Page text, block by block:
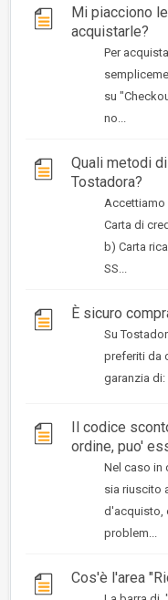
Mi piacciono
acquistarle?
Per
su
no...
Quali metodi
Tostadora?
Accettiamo
Carta di
b) Carta
SS...
È sicuro
Su
preferiti da
garanzia
Il codice
ordine, puo'
Nel caso in
sia riuscito
d'acquisto,
problem...
Cos'è l'area